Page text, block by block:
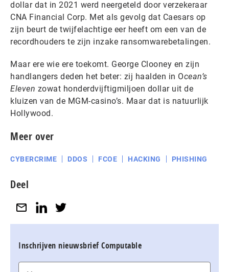
dollar dat in 2021 werd neergeteld door verzekeraar
CNA Financial Corp. Met als gevolg dat Caesars op
zijn beurt de twijfelachtige eer heeft om een van de
recordhouders te zijn inzake ransomwarebetalingen.
Maar ere wie ere toekomt. George Clooney en zijn
handlangers deden het beter: zij haalden in Ocean’s
Eleven zowat honderdvijftigmiljoen dollar uit de
kluizen van de MGM-casino’s. Maar dat is natuurlijk
Hollywood.
Meer over
CYBERCRIME DDOS FCOE HACKING PHISHING
Deel
Inschrijven nieuwsbrief Computable